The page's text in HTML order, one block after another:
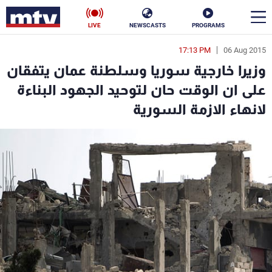
PROGRAMS
NEWSCASTS
LIVE
06 Aug 2015
17:13 PM
وزيرا خارجية سوريا وسلطنة عمان يتفقان
على ان الوقت حان لتوحيد الجهود البناءة
لانهاء الازمة السورية
en
الأخبار
سياسة
إقتصاد
منوعات رياضة
كأس العالم
البرامج
جدول البرامج